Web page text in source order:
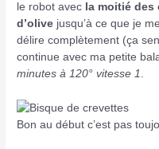
le robot avec la moitié des
d’olive jusqu’à ce que je
délire complètement (ça
continue avec ma petite
minutes à 120° vitesse 1
Bon au début c’est pas